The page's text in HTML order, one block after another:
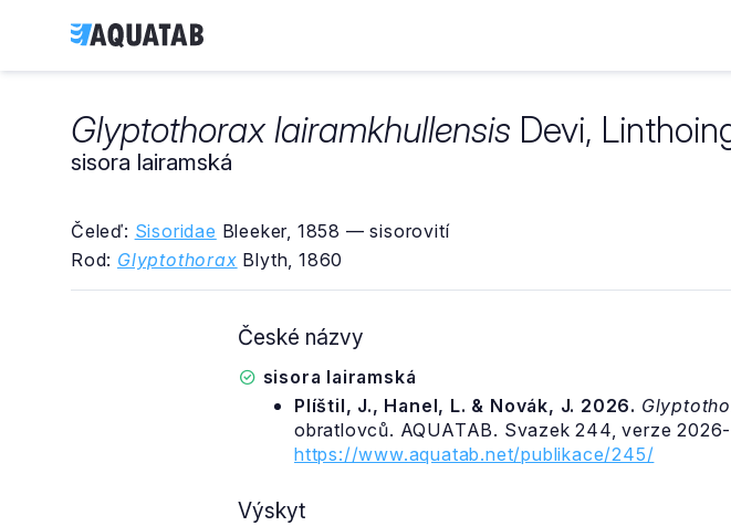
Glyptothorax lairamkhullensis Devi,
sisora lairamská
Čeleď: Sisoridae Bleeker, 1858 — sisorovití
Rod: Glyptothorax Blyth, 1860
České názvy
sisora lairamská
Plíštil, J., Hanel, L. & Novák, J. 2026.
obratlovců. AQUATAB. Svazek 244, verze
https://www.aquatab.net/publikace/245/
Výskyt